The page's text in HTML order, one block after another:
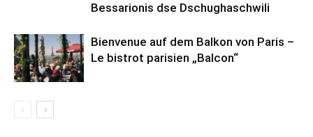
Bessarionis dse Dschughaschwili
Bienvenue auf dem Balkon von Paris –
Le bistrot parisien „Balcon“